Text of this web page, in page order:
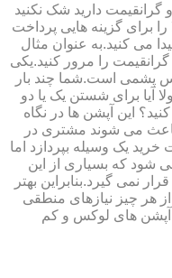
دارید شک نکنید
برای گزینه هایی پرداخت
می کنید.به عنوان مثال
را مرور کنید.یکی
پشمی است.شما چند بار
آیا برای شستن یک یا دو
این آپشن ها در نگاه
می شوند مشتری در
یک وسیله بپردازد اما
شود که بسیاری از این
نمی گیرد.بنابراین بهتر
هر چیز نیازهای منطقی
آپشن های لوکس و کم